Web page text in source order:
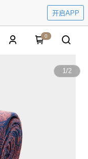
开启APP
0
1/2